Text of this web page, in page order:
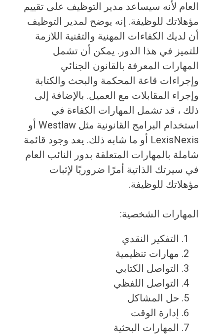
العام لأنه سيساعد مدير التوظيف على تقييم
مؤهلاتك للوظيفة. إنه يوضح لمدير التوظيف
أن لديك الكفاءات المهنية والتقنية اللازمة
للتميز في هذا الدور. يمكن أن تشمل
المهارات المعرفة بالقانون الجنائي
وإجراءات قاعة المحكمة والبحث والكتابة
وإجراء المقابلات مع العميل. بالإضافة إلى
ذلك ، قد تشمل المهارات الكفاءة في
استخدام البرامج القانونية مثل Westlaw أو
LexisNexis أو ما شابه ذلك. يعد وجود قائمة
شاملة بالمهارات المتعلقة بدور النائب العام
في سيرتك الذاتية أمرًا ضروريًا لإثبات
مؤهلاتك للوظيفة.
المهارات الشخصية:
التفكير النقدي
مهارات تنظيمية
التواصل الكتابي
التواصل اللفظي
حل المشاكل
إدارة الوقت
المهارات البحثية